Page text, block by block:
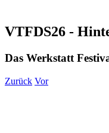
VTFDS26 -
Das Werkstatt
Zurück Vor